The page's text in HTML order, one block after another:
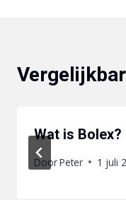
Wat is Bolex?
DoorPeter 1 juli